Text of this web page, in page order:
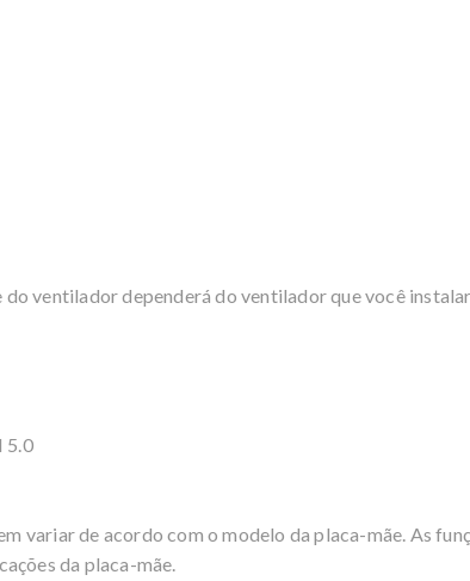
ventilador dependerá do ventilador que você
5.0
variar de acordo com o modelo da placa-mãe. As
da placa-mãe.